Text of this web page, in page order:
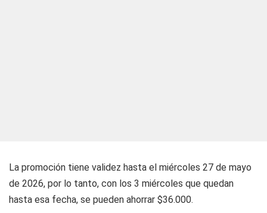
La promoción tiene validez hasta el miércoles 27 de mayo
de 2026, por lo tanto, con los 3 miércoles que quedan
hasta esa fecha, se pueden ahorrar $36.000.